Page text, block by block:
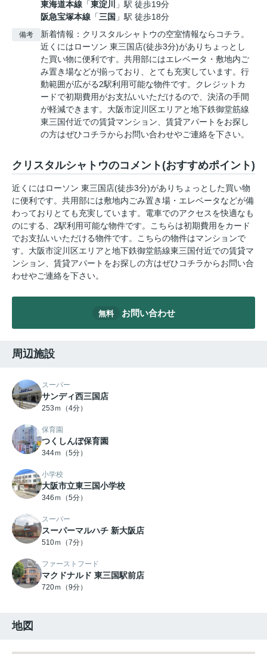
東海道本線 「東淀川
」駅 徒歩19分
阪急宝塚本線 「三国 」駅 徒歩18分
備考
新着情報：クリスタルシャトウの空室情報ならコチラ。
近くにはローソン 東三国店(徒歩3分)がありちょっとし
た買い物に便利です。共用部にはエレベータ・敷地内ご
み置き場などが揃っており、とても充実しています。行
動範囲が広がる2駅利用可能な物件です。クレジットカ
ードで初期費用がお支払いいただけるので、決済の手間
が軽減できます。大阪市淀川区エリアと地下鉄御堂筋線
東三国付近での賃貸マンション、賃貸アパートをお探し
の方はぜひコチラからお問い合わせやご連絡を下さい。
クリスタルシャトウのコメント(おすすめポイント)
近くにはローソン 東三国店(徒歩3分)がありちょっとした買い物
に便利です。共用部には敷地内ごみ置き場・エレベータなどが備
わっておりとても充実しています。電車でのアクセスを快適なも
のにする、2駅利用可能な物件です。こちらは初期費用をカード
でお支払いいただける物件です。こちらの物件はマンションで
す。大阪市淀川区エリアと地下鉄御堂筋線東三国付近での賃貸マ
ンション、賃貸アパートをお探しの方はぜひコチラからお問い合
わせやご連絡を下さい。
無料 お問い合わせ
周辺施設
スーパー
サンディ西三国店
253ｍ（4分）
保育園
つくしんぼ保育園
344ｍ（5分）
小学校
大阪市立東三国小学校
346ｍ（5分）
スーパー
スーパーマルハチ 新大阪店
510ｍ（7分）
ファーストフード
マクドナルド 東三国駅前店
720ｍ（9分）
地図